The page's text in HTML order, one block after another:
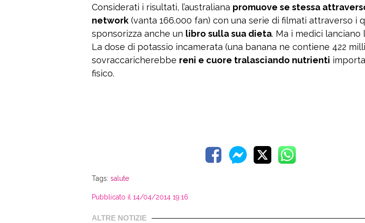
Considerati i risultati, l’australiana promuove se stessa
network (vanta 166.000 fan) con una serie di filmati attraverso i
sponsorizza anche un libro sulla sua dieta. Ma i medici lanciano
La dose di potassio incamerata (una banana ne contiene 422
sovraccaricherebbe reni e cuore tralasciando nutrienti
fisico.
Tags: salute
Pubblicato il 14/04/2014 19:16
ALTRE NOTIZIE